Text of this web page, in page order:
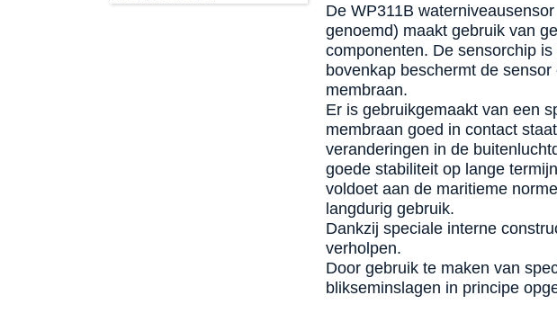
De WP311B
genoemd) maakt gebruik van
componenten. De sensorchip
bovenkap beschermt de
membraan.
Er is gebruikgemaakt van een
membraan goed in contact
veranderingen in de
goede stabiliteit op lange
voldoet aan de maritieme
langdurig gebruik.
Dankzij speciale interne
verholpen.
Door gebruik te maken van
blikseminslagen in principe